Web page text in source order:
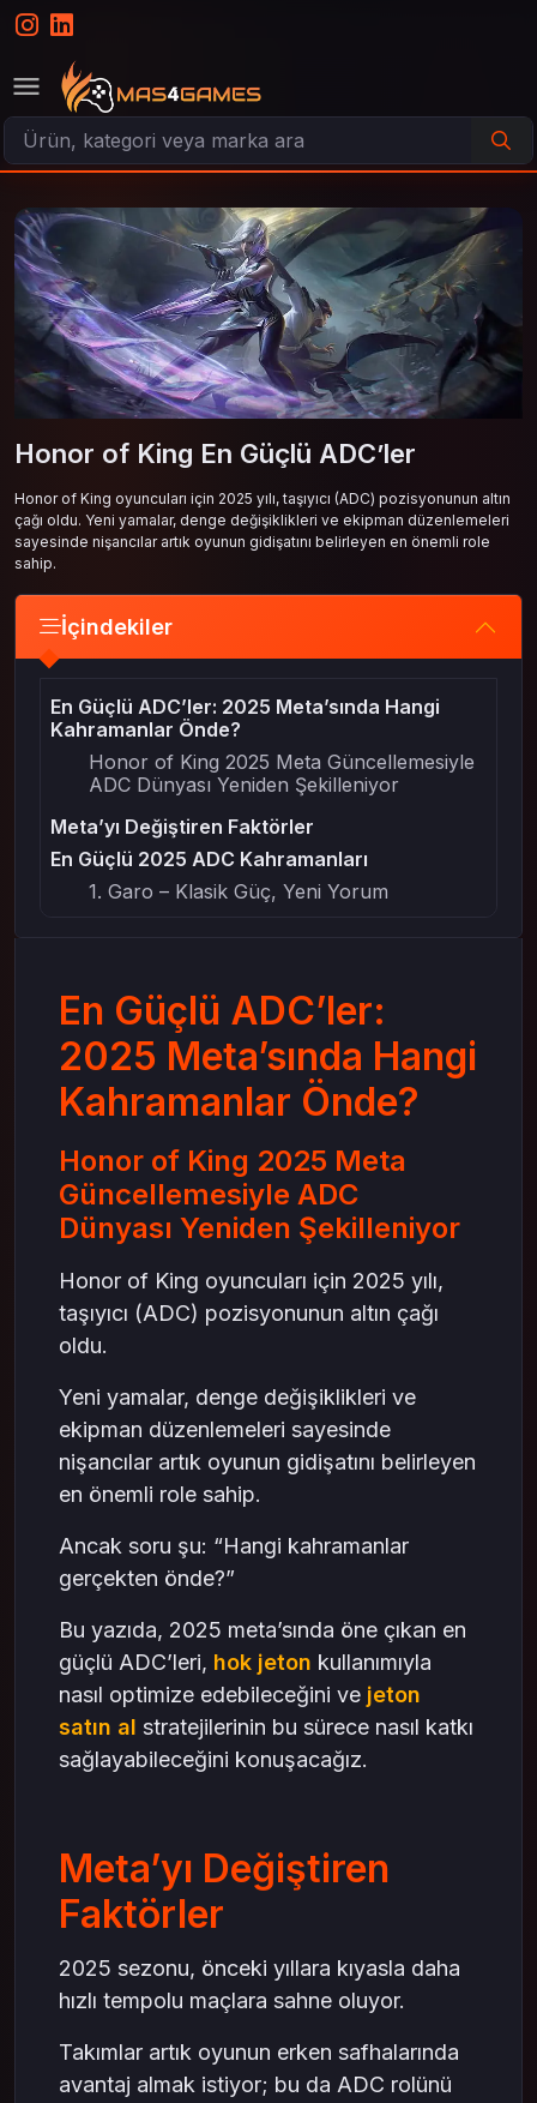
Honor of King En Güçlü ADC’ler
Honor of King oyuncuları için 2025 yılı, taşıyıcı (ADC) pozisyonunun altın
çağı oldu. Yeni yamalar, denge değişiklikleri ve ekipman düzenlemeleri
sayesinde nişancılar artık oyunun gidişatını belirleyen en önemli role
sahip.
İçindekiler
En Güçlü ADC’ler: 2025 Meta’sında Hangi
Kahramanlar Önde?
Honor of King 2025 Meta Güncellemesiyle
ADC Dünyası Yeniden Şekilleniyor
Meta’yı Değiştiren Faktörler
En Güçlü 2025 ADC Kahramanları
1. Garo – Klasik Güç, Yeni Yorum
4. Luban No.7 – Ritim Seven Oyuncuların
Favorisi
5. Sun Shangxiang – Ustaların Tercihi
Hok Jeton Ekonomisi: ADC Oyuncuları İçin
Stratejik Güç
Jeton Satın Al: Gelişimde Hızlı Yol
Sonuç: 2025’te ADC’ler Sahnenin Gerçek
Yıldızları
En Güçlü ADC’ler:
2025 Meta’sında Hangi
Kahramanlar Önde?
Honor of King 2025 Meta
Güncellemesiyle ADC
Dünyası Yeniden Şekilleniyor
Honor of King oyuncuları için 2025 yılı,
taşıyıcı (ADC) pozisyonunun altın çağı
oldu.
Yeni yamalar, denge değişiklikleri ve
ekipman düzenlemeleri sayesinde
nişancılar artık oyunun gidişatını belirleyen
en önemli role sahip.
Ancak soru şu: “Hangi kahramanlar
gerçekten önde?”
Bu yazıda, 2025 meta’sında öne çıkan en
güçlü ADC’leri, hok jeton kullanımıyla
nasıl optimize edebileceğini ve jeton
satın al stratejilerinin bu sürece nasıl katkı
sağlayabileceğini konuşacağız.
Meta’yı Değiştiren
Faktörler
2025 sezonu, önceki yıllara kıyasla daha
hızlı tempolu maçlara sahne oluyor.
Takımlar artık oyunun erken safhalarında
avantaj almak istiyor; bu da ADC rolünü